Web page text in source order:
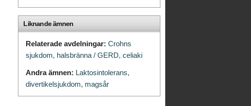
Liknande ämnen
Relaterade avdelningar:Crohns
sjukdom, halsbränna / GERD, celiaki
Andra ämnen: Laktosintolerans,
divertikelsjukdom, magsår